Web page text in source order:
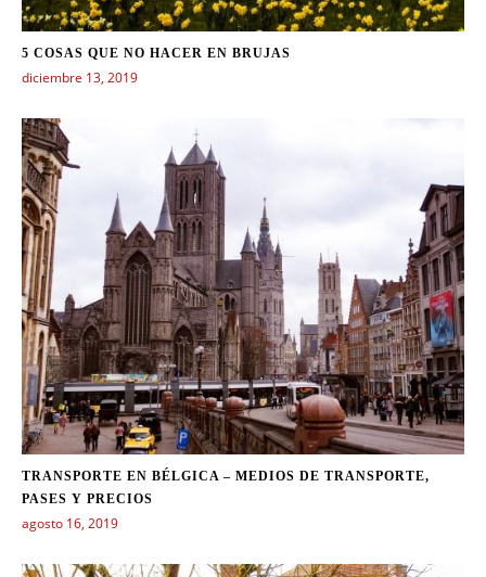
5 COSAS QUE NO HACER EN BRUJAS
diciembre 13, 2019
TRANSPORTE EN BÉLGICA – MEDIOS DE TRANSPORTE,
PASES Y PRECIOS
agosto 16, 2019